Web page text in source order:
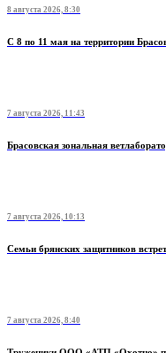
8 августа 2026, 8:30
С 8 по 11 мая на территории
7 августа 2026, 11:43
Брасовская зональная
7 августа 2026, 10:13
Семьи брянских защитников
7 августа 2026, 8:40